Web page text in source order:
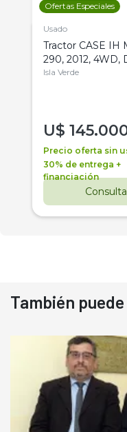
Ofertas Especiales
Usado
Tractor CASE IH
290, 2012, 4WD,
Isla Verde
U$
Precio oferta sin
30% de entrega +
financiación
También